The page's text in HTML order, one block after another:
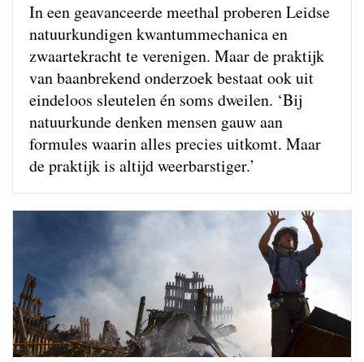
In een geavanceerde meethal proberen Leidse
natuurkundigen kwantum­mechanica en
zwaartekracht te verenigen. Maar de praktijk
van baanbrekend onderzoek bestaat ook uit
eindeloos sleutelen én soms dweilen. ‘Bij
natuurkunde denken mensen gauw aan
formules waarin alles precies uitkomt. Maar
de praktijk is altijd weerbarstiger.’